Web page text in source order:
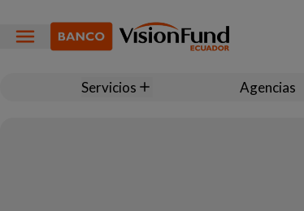
Servicios Agencias